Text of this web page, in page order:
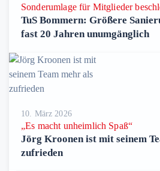
Sonderumlage für Mitglieder
TuS Bommern: Größere
fast 20 Jahren unumgänglich
10. März 2026
„Es macht unheimlich Spaß“
Jörg Kroonen ist mit seinem
zufrieden